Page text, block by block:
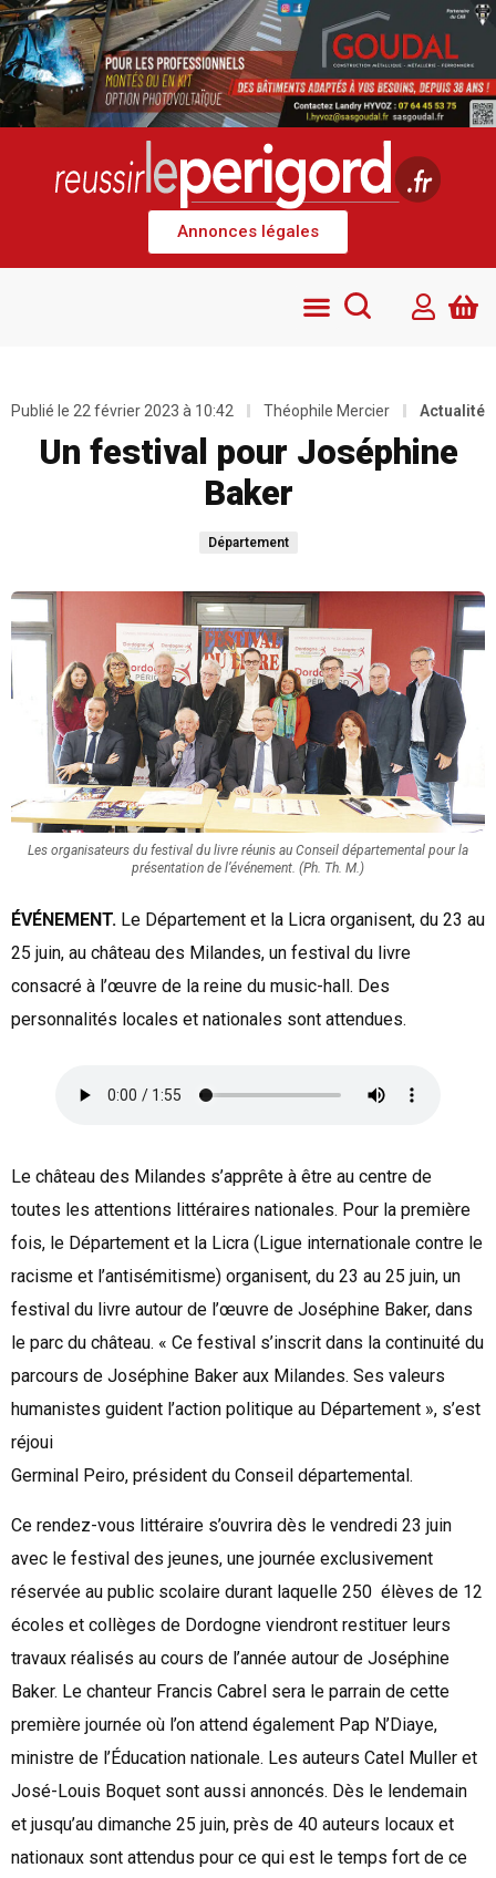
Annonces légales
Publié le 22 février 2023 à 10:42 Théophile Mercier Actualité
Un festival pour Joséphine
Baker
Département
Les organisateurs du festival du livre réunis au Conseil départemental pour la
présentation de l’événement. (Ph. Th. M.)
ÉVÉNEMENT. Le Département et la Licra organisent, du 23 au
25 juin, au château des Milandes, un festival du livre
consacré à l’œuvre de la reine du music-hall. Des
personnalités locales et nationales sont attendues.
Le château des Milandes s’apprête à être au centre de
toutes les attentions littéraires nationales. Pour la première
fois, le Département et la Licra (Ligue internationale contre le
racisme et l’antisémitisme) organisent, du 23 au 25 juin, un
festival du livre autour de l’œuvre de Joséphine Baker, dans
le parc du château. « Ce festival s’inscrit dans la continuité du
parcours de Joséphine Baker aux Milandes. Ses valeurs
humanistes guident l’action politique au Département », s’est
réjoui
Germinal Peiro, président du Conseil départemental.
Ce rendez-vous littéraire s’ouvrira dès le vendredi 23 juin
avec le festival des jeunes, une journée exclusivement
réservée au public scolaire durant laquelle 250 élèves de 12
écoles et collèges de Dordogne viendront restituer leurs
travaux réalisés au cours de l’année autour de Joséphine
Baker. Le chanteur Francis Cabrel sera le parrain de cette
première journée où l’on attend également Pap N’Diaye,
ministre de l’Éducation nationale. Les auteurs Catel Muller et
José-Louis Boquet sont aussi annoncés. Dès le lendemain
et jusqu’au dimanche 25 juin, près de 40 auteurs locaux et
nationaux sont attendus pour ce qui est le temps fort de ce